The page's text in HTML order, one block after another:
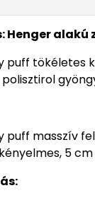
Henger
puff tökéletes
puff masszív
5